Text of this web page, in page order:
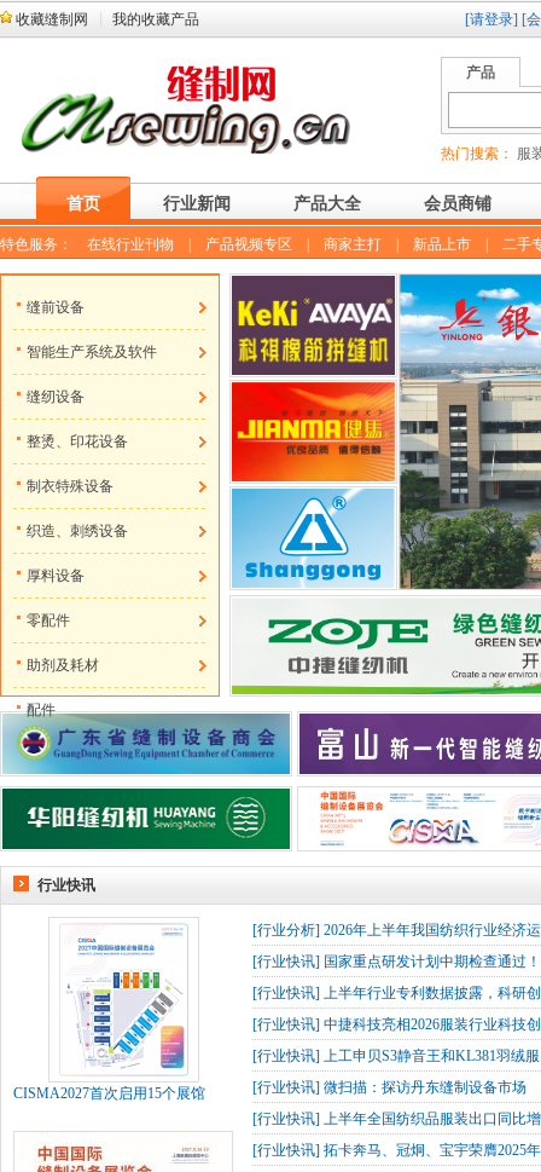
收藏缝制网 我的收藏产品 [请登录] [
产品
热门搜索： 服
首页 行业新闻 产品大全 会员商铺
特色服务： 在线行业刊物 产品视频专区 商家主打 新品上市 二手
缝前设备
智能生产系统及软件
缝纫设备
整烫、印花设备
制衣特殊设备
织造、刺绣设备
厚料设备
零配件
助剂及耗材
配件
行业快讯
CISMA2027首次启用15个展馆
[行业分析] 2026年上半年我国纺织行业经济
[行业快讯] 国家重点研发计划中期检查通过
[行业快讯] 上半年行业专利数据披露，科研
[行业快讯] 中捷科技亮相2026服装行业科技
[行业快讯] 上工申贝S3静音王和KL381羽绒
[行业快讯] 微扫描：探访丹东缝制设备市场
[行业快讯] 上半年全国纺织品服装出口同比
[行业快讯] 拓卡奔马、冠炯、宝宇荣膺2025